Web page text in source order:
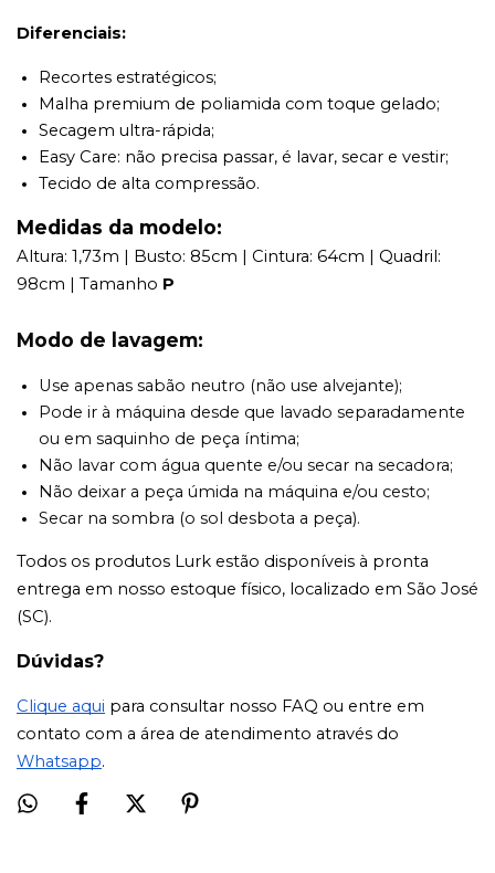
Diferenciais:
Recortes estratégicos;
Malha premium de poliamida com toque gelado;
Secagem ultra-rápida;
Easy Care: não precisa passar, é lavar, secar e vestir;
Tecido de alta compressão.
Medidas da modelo:
Altura: 1,73m | Busto: 85cm | Cintura: 64cm | Quadril:
98cm | Tamanho P
Modo de lavagem:
Use apenas sabão neutro (não use alvejante);
Pode ir à máquina desde que lavado separadamente
ou em saquinho de peça íntima;
Não lavar com água quente e/ou secar na secadora;
Não deixar a peça úmida na máquina e/ou cesto;
Secar na sombra (o sol desbota a peça).
Todos os produtos Lurk estão disponíveis à pronta
entrega em nosso estoque físico, localizado em São José
(SC).
Dúvidas?
Clique aqui para consultar nosso FAQ ou entre em
contato com a área de atendimento através do
Whatsapp.